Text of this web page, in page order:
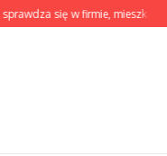
się w firmie,